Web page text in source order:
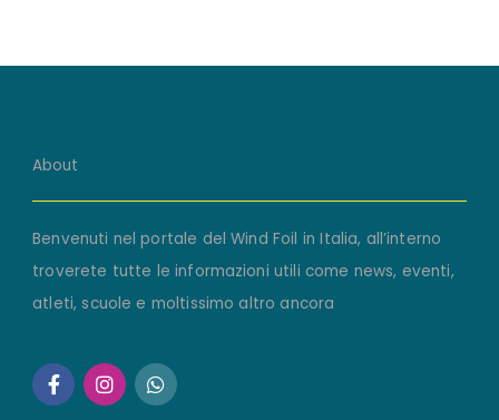
About
Benvenuti nel portale del Wind Foil in Italia, all’interno
troverete tutte le informazioni utili come news, eventi,
atleti, scuole e moltissimo altro ancora